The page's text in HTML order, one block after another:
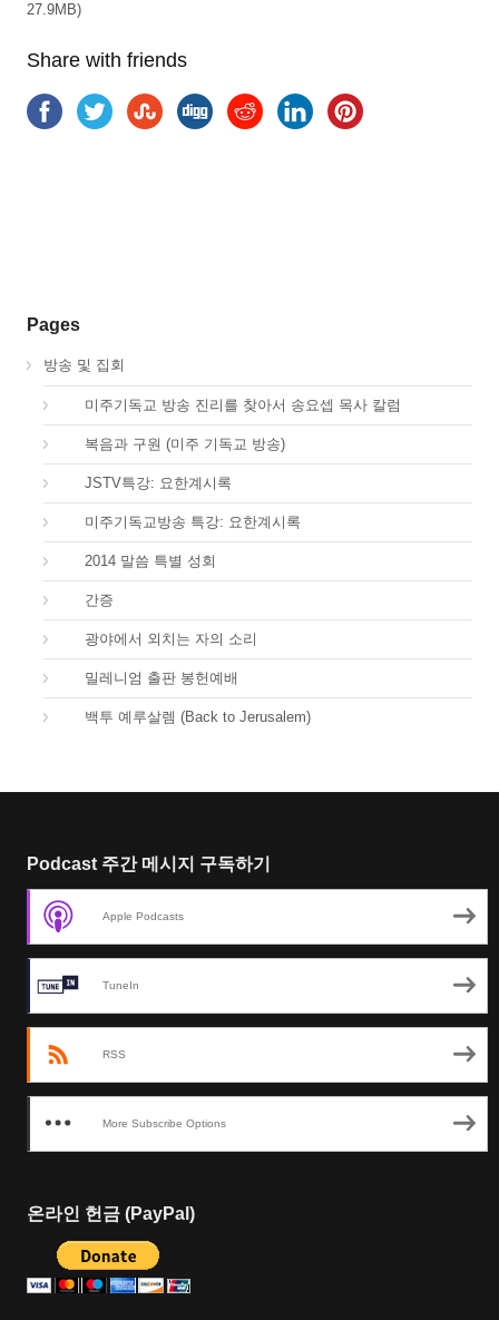
27.9MB)
Share with friends
Pages
방송 및 집회
미주기독교 방송 진리를 찾아서 송요셉 목사 칼럼
복음과 구원 (미주 기독교 방송)
JSTV특강: 요한계시록
미주기독교방송 특강: 요한계시록
2014 말씀 특별 성회
간증
광야에서 외치는 자의 소리
밀레니엄 출판 봉헌예배
백투 예루살렘 (Back to Jerusalem)
Podcast 주간 메시지 구독하기
Apple Podcasts
TuneIn
RSS
More Subscribe Options
온라인 헌금 (PayPal)